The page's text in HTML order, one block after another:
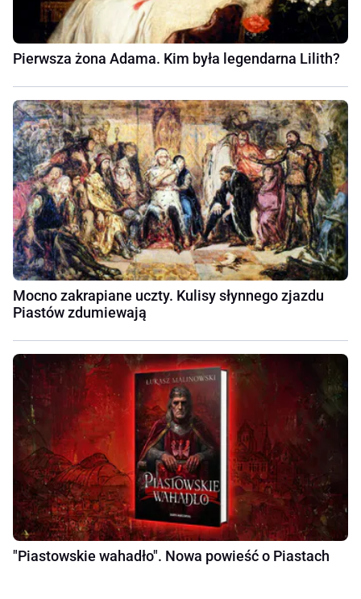
Pierwsza żona Adama. Kim była legendarna Lilith?
Mocno zakrapiane uczty. Kulisy słynnego zjazdu
Piastów zdumiewają
"Piastowskie wahadło". Nowa powieść o Piastach